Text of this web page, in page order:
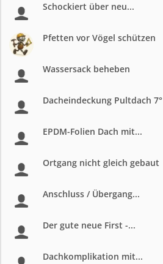
Schockiert über neu...
Pfetten vor Vögel schützen
Wassersack beheben
Dacheindeckung Pultdach 7°
EPDM-Folien Dach mit...
Ortgang nicht gleich gebaut
Anschluss / Übergang...
Der gute neue First -...
Dachkomplikation mit...